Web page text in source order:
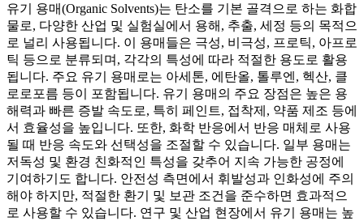
유기 용매(Organic Solvents)는 탄소를 기본 골격으로 하는 화합
물로, 다양한 산업 및 실험실에서 용해, 추출, 세정 등의 목적으
로 널리 사용됩니다. 이 용매들은 극성, 비극성, 프로틱, 아프로
틱 등으로 분류되며, 각각의 특성에 따라 적절한 용도로 활용
됩니다. 주요 유기 용매로는 아세톤, 에탄올, 톨루엔, 헥산, 클
로로포름 등이 포함됩니다. 유기 용매의 주요 장점은 높은 용
해력과 빠른 증발 속도로, 특히 페인트, 접착제, 약품 제조 등에
서 효율성을 높입니다. 또한, 화학 반응에서 반응 매체로 사용
될 때 반응 속도와 선택성을 조절할 수 있습니다. 일부 용매는
저독성 및 환경 친화적인 특성을 갖추어 지속 가능한 공정에
기여하기도 합니다. 안전성 측면에서 휘발성과 인화성에 주의
해야 하지만, 적절한 환기 및 보관 조건을 준수하면 효과적으
로 사용할 수 있습니다. 연구 및 산업 현장에서 유기 용매는 높